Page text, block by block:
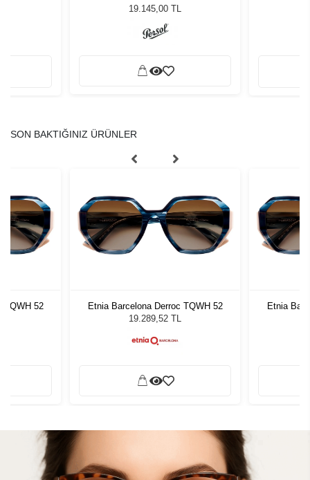
Güneş Gözlüğü
19.145,00 TL
SON BAKTIĞINIZ ÜRÜNLER
TQWH 52
Etnia Barcelona Derroc TQWH 52
19.289,52 TL
Etnia